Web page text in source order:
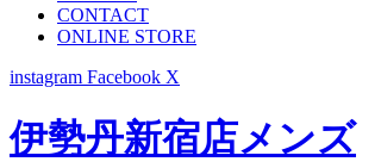
CONTACT
ONLINE STORE
instagram Facebook X
伊勢丹新宿店メンズ